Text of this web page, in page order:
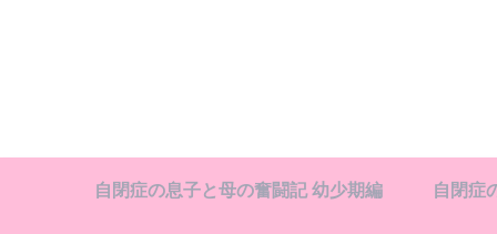
自閉症の息子と母の奮闘記 幼少期編 自閉症